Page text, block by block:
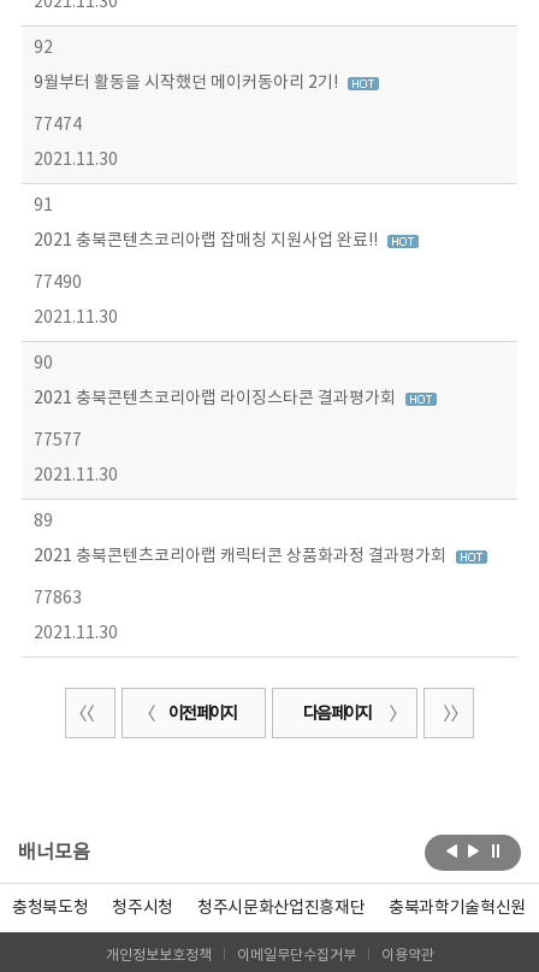
92
9월부터 활동을 시작했던 메이커동아리 2기!
77474
2021.11.30
91
2021 충북콘텐츠코리아랩 잡매칭 지원사업 완료!!
77490
2021.11.30
90
2021 충북콘텐츠코리아랩 라이징스타콘 결과평가회
77577
2021.11.30
89
2021 충북콘텐츠코리아랩 캐릭터콘 상품화과정 결과평가회
77863
2021.11.30
이전 페이지 다음 페이지
배너모음
충청북도청 청주시청 청주시문화산업진흥재단 충북과학기술혁신원
개인정보보호정책 이메일무단수집거부 이용약관